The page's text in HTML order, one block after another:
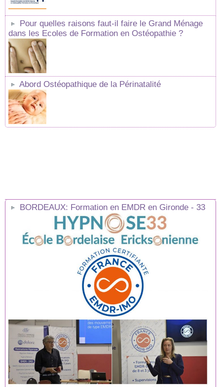
Pour quelles raisons faut-il faire le Grand Ménage
dans les Ecoles de Formation en Ostéopathie ?
Abord Ostéopathique de la Périnatalité
BORDEAUX: Formation en EMDR en Gironde - 33